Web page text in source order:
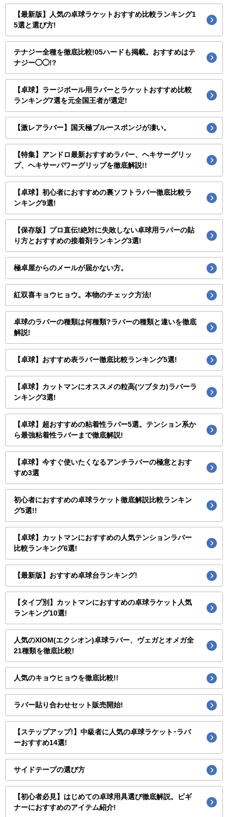
【最新版】人気の卓球ラケットおすすめ比較ランキング1
5選と選び方!
テナジー全種を徹底比較!05ハードも掲載。おすすめはテ
ナジー◯◯!?
【卓球】ラージボール用ラバーとラケットおすすめ比較
ランキング7選を元全国王者が選定!
【激レアラバー】国天極ブルースポンジが凄い。
【特集】アンドロ最新おすすめラバー、ヘキサーグリッ
プ、ヘキサーパワーグリップを徹底解説!!
【卓球】初心者におすすめの裏ソフトラバー徹底比較ラ
ンキング9選!
【保存版】プロ直伝!絶対に失敗しない卓球用ラバーの貼
り方とおすすめの接着剤ランキング3選!
極卓屋からのメールが届かない方。
紅双喜キョウヒョウ。本物のチェック方法!
卓球のラバーの種類は何種類?ラバーの種類と違いを徹底
解説!
【卓球】おすすめ表ラバー徹底比較ランキング5選!
【卓球】カットマンにオススメの粒高(ツブタカ)ラバーラ
ンキング3選!
【卓球】超おすすめの粘着性ラバー5選。テンション系か
ら最強粘着性ラバーまで徹底解説!
【卓球】今すぐ使いたくなるアンチラバーの極意とおす
すめ3選
初心者におすすめの卓球ラケット徹底解説比較ランキン
グ5選!!
【卓球】カットマンにおすすめの人気テンションラバー
比較ランキング6選!
【最新版】おすすめ卓球台ランキング!
【タイプ別】カットマンにおすすめの卓球ラケット人気
ランキング10選!
人気のXIOM(エクシオン)卓球ラバー、ヴェガとオメガ全
21種類を徹底比較!
人気のキョウヒョウを徹底比較!!
ラバー貼り合わせセット販売開始!
【ステップアップ!】中級者に人気の卓球ラケット･ラバ
ーおすすめ14選!
サイドテープの選び方
【初心者必見】はじめての卓球用具選び徹底解説。ビギ
ナーにおすすめのアイテム紹介!